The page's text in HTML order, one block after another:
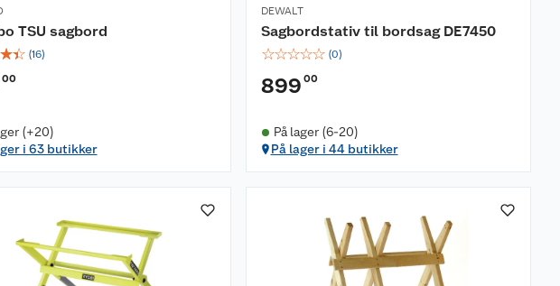
TSU sagbord
☆☆ (16)
00
(+20)
i 63 butikker
DEWALT
Sagbordstativ til bordsag DE7450
☆☆☆☆☆ (0)
899 00
På lager (6-20)
På lager i 44 butikker